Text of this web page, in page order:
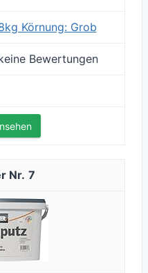
Körnung: Grob
Bewertungen
7